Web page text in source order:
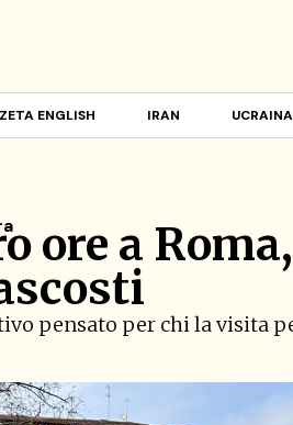
ZETA ENGLISH IRAN UCRAINA
ore a
pensato per chi la visita